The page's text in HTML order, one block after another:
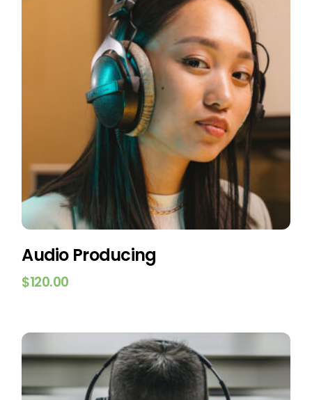
Audio Producing
$120.00